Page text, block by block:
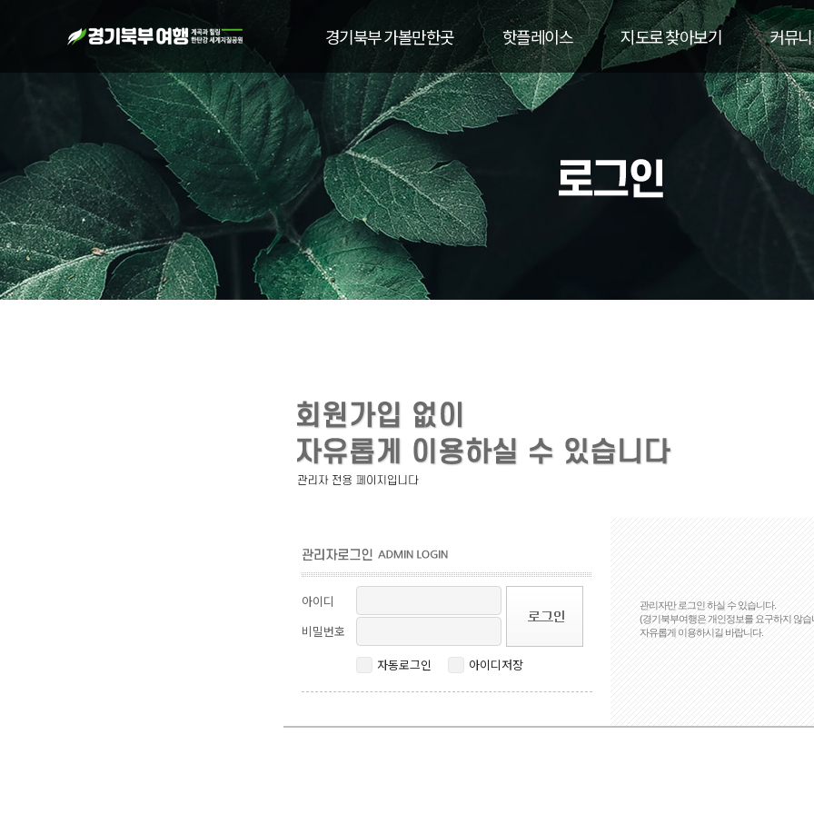
경기북부 가볼만한곳 핫플레이스 지도로 찾아보기 커뮤
아이디
비밀번호
자동로그인
아이디저장
관리자만 로그인 하실 수 있습니다.
(경기북부여행은 개인정보를 요구하지 않습
자유롭게 이용하시길 바랍니다.